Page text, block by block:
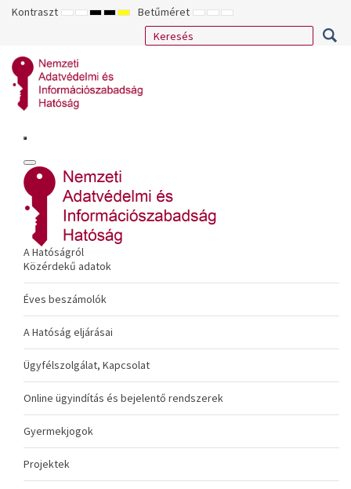
Kontraszt ALAPÉRTELMEZETT
ÉJSZAKAI
NAGY
KONTRASZTÚ
NAGY
KONTRASZTÚ
NAGY
KONTRASZTÚ
SÁRGA
FEKETE
Betűméret KISEBB
BETŰTÍPUS
ALAPÉRTELMEZETT
BETŰMÉRET
NAGYOBB
BETŰMÉRET
A Hatóságról
Közérdekű adatok
Éves beszámolók
A Hatóság eljárásai
Ügyfélszolgálat, Kapcsolat
Online ügyindítás és bejelentő rendszerek
Gyermekjogok
Projektek